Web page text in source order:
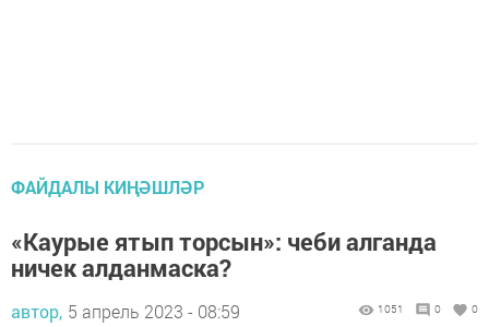
ФАЙДАЛЫ КИҢӘШЛӘР
«Каурые ятып торсын»: чеби алганда
ничек алданмаска?
автор, 5 апрель 2023 - 08:59 1051 0 0